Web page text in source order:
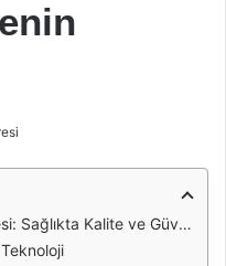
Kalite ve Güvenin Adresi